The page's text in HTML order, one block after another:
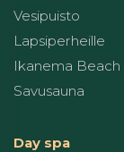
Vesipuisto
Lapsiperheille
Ikanema Beach
Savusauna
Day spa